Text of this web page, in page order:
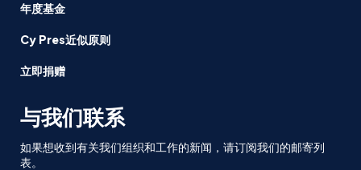
年度基金
Cy Pres近似原则
立即捐赠
与我们联系
如果想收到有关我们组织和工作的新闻，请订阅我们的邮寄列
表。